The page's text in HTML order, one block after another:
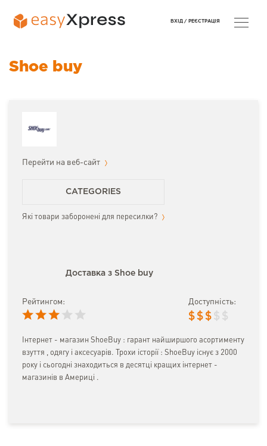
Shoe buy
Перейти на веб-сайт
CATEGORIES
Які товари заборонені для пересилки?
Доставка з Shoe buy
Рейтингом: Доступність:
$ $ $ $ $
Інтернет - магазин ShoeBuy : гарант найширшого асортименту
взуття , одягу і аксесуарів. Трохи історії : ShoeBuy існує з 2000
року і сьогодні знаходиться в десятці кращих інтернет -
магазинів в Америці .
ВХІД / РЕЄСТРАЦІЯ